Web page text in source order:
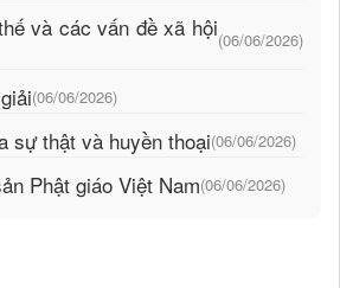
và các vấn đề xã hội(06/06/2026)
(06/06/2026)
sự thật và huyền thoại(06/06/2026)
Phật giáo Việt Nam(06/06/2026)